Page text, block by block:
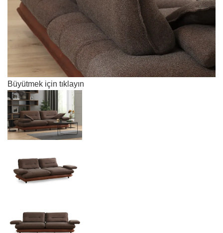
Büyütmek için tıklayın